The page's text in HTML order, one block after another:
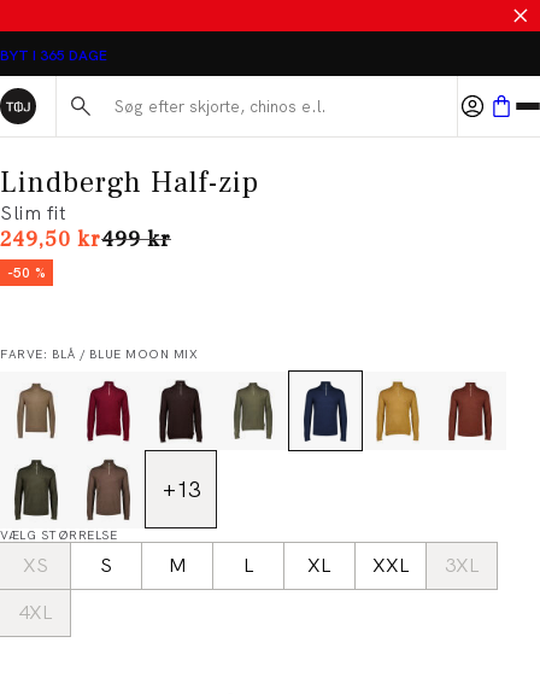
BYT I 365 DAGE
Søg her...
Lindbergh Half-zip
Slim fit
249,50 krI alt (uden rabat)
499 kr
-50 %
FARVE: BLÅ / BLUE MOON MIX
+13
VÆLG STØRRELSE
XS S M L XL XXL
3XL
4XL